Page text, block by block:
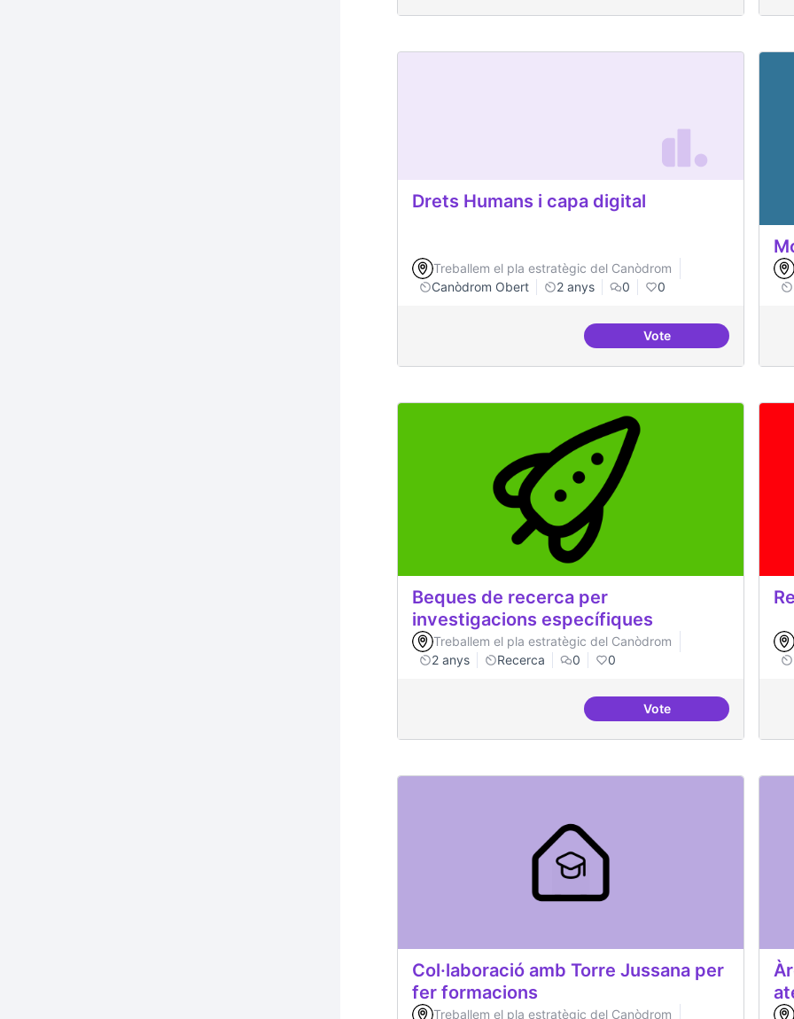
Drets Humans i capa digital
Treballem el pla estratègic del Canòdrom
Canòdrom Obert
2 anys 0 0
VoteDrets Humans i capa
Beques de recerca per
investigacions específiques
Treballem el pla estratègic del Canòdrom
2 anys
Recerca 0 0
VoteBeques de recerca
Col·laboració amb Torre Jussana per
fer formacions
Treballem el pla estratègic del Canòdrom